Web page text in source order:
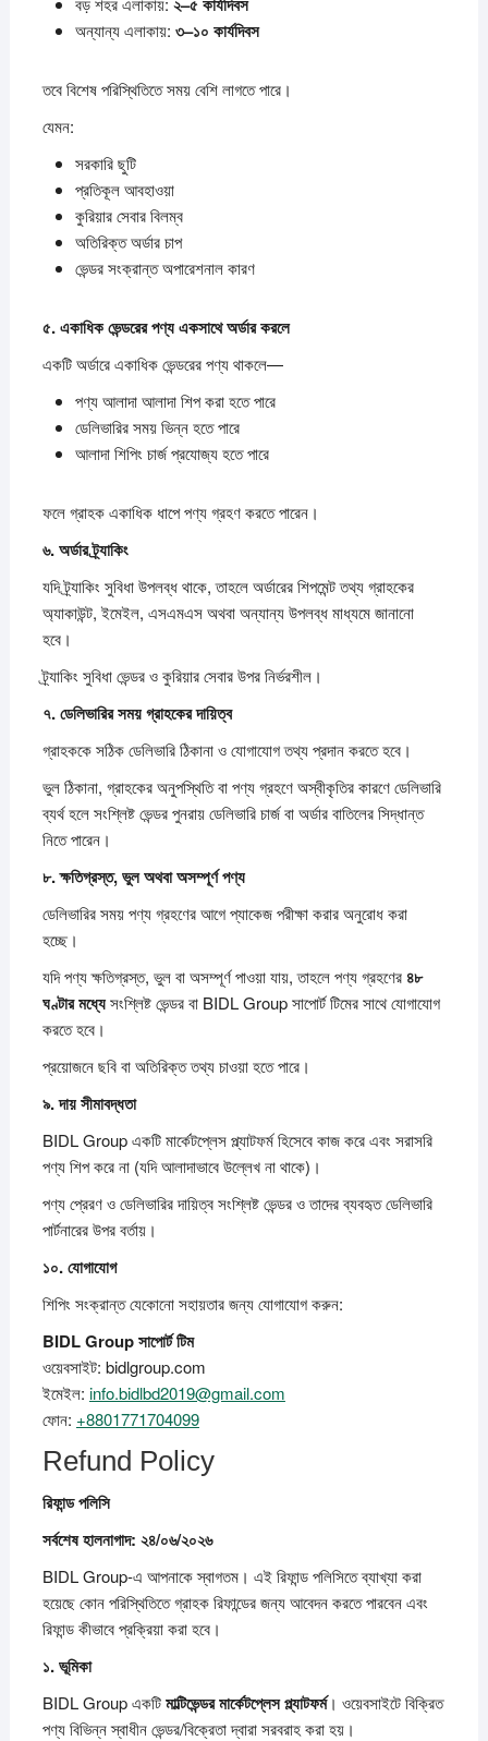
অন্যান্য এলাকায়: ৩–১০ কার্যদিবস
তবে বিশেষ পরিস্থিতিতে সময় বেশি লাগতে পারে।
যেমন:
সরকারি ছুটি
প্রতিকূল আবহাওয়া
কুরিয়ার সেবার বিলম্ব
অতিরিক্ত অর্ডার চাপ
ভেন্ডর সংক্রান্ত অপারেশনাল কারণ
৫.একাধিকভেন্ডরেরপণ্যএকসাথেঅর্ডারকরলে
একটি অর্ডারে একাধিক ভেন্ডরের পণ্য থাকলে—
পণ্য আলাদা আলাদা শিপ করা হতে পারে
ডেলিভারির সময় ভিন্ন হতে পারে
আলাদা শিপিং চার্জ প্রযোজ্য হতে পারে
ফলে গ্রাহক একাধিক ধাপে পণ্য গ্রহণ করতে পারেন।
৬.অর্ডারট্র্যাকিং
যদি ট্র্যাকিং সুবিধা উপলব্ধ থাকে, তাহলে অর্ডারের শিপমেন্ট তথ্য গ্রাহকের
অ্যাকাউন্ট, ইমেইল, এসএমএস অথবা অন্যান্য উপলব্ধ মাধ্যমে জানানো
হবে।
ট্র্যাকিং সুবিধা ভেন্ডর ও কুরিয়ার সেবার উপর নির্ভরশীল।
৭.ডেলিভারিরসময়গ্রাহকেরদায়িত্ব
গ্রাহককে সঠিক ডেলিভারি ঠিকানা ও যোগাযোগ তথ্য প্রদান করতে হবে।
ভুল ঠিকানা, গ্রাহকের অনুপস্থিতি বা পণ্য গ্রহণে অস্বীকৃতির কারণে ডেলিভারি
ব্যর্থ হলে সংশ্লিষ্ট ভেন্ডর পুনরায় ডেলিভারি চার্জ বা অর্ডার বাতিলের সিদ্ধান্ত
নিতে পারেন।
৮.ক্ষতিগ্রস্ত,ভুলঅথবাঅসম্পূর্ণপণ্য
ডেলিভারির সময় পণ্য গ্রহণের আগে প্যাকেজ পরীক্ষা করার অনুরোধ করা
হচ্ছে।
যদি পণ্য ক্ষতিগ্রস্ত, ভুল বা অসম্পূর্ণ পাওয়া যায়, তাহলে পণ্য গ্রহণের ৪৮
ঘণ্টারমধ্যেসংশ্লিষ্ট ভেন্ডর বা BIDL Group সাপোর্ট টিমের সাথে যোগাযোগ
করতে হবে।
প্রয়োজনে ছবি বা অতিরিক্ত তথ্য চাওয়া হতে পারে।
৯.দায়সীমাবদ্ধতা
BIDL Group একটি মার্কেটপ্লেস প্ল্যাটফর্ম হিসেবে কাজ করে এবং সরাসরি
পণ্য শিপ করে না (যদি আলাদাভাবে উল্লেখ না থাকে)।
পণ্য প্রেরণ ও ডেলিভারির দায়িত্ব সংশ্লিষ্ট ভেন্ডর ও তাদের ব্যবহৃত ডেলিভারি
পার্টনারের উপর বর্তায়।
১০.যোগাযোগ
শিপিং সংক্রান্ত যেকোনো সহায়তার জন্য যোগাযোগ করুন:
BIDL Groupসাপোর্টটিম
ওয়েবসাইট: bidlgroup.com
ইমেইল: info.bidlbd2019@gmail.com
ফোন: +8801771704099
Refund Policy
রিফান্ডপলিসি
সর্বশেষহালনাগাদ: ২৪/০৬/২০২৬
BIDL Group-এ আপনাকে স্বাগতম। এই রিফান্ড পলিসিতে ব্যাখ্যা করা
হয়েছে কোন পরিস্থিতিতে গ্রাহক রিফান্ডের জন্য আবেদন করতে পারবেন এবং
রিফান্ড কীভাবে প্রক্রিয়া করা হবে।
১.ভূমিকা
BIDL Group একটিমাল্টিভেন্ডরমার্কেটপ্লেসপ্ল্যাটফর্ম। ওয়েবসাইটে বিক্রিত
পণ্য বিভিন্ন স্বাধীন ভেন্ডর/বিক্রেতা দ্বারা সরবরাহ করা হয়।